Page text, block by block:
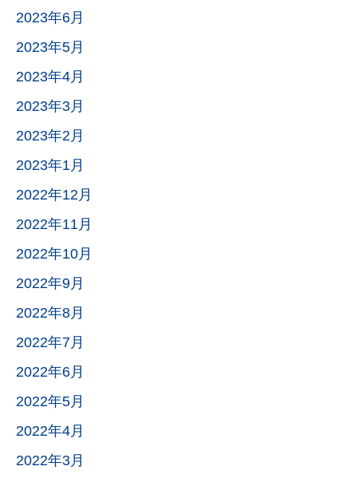
2023年6月
2023年5月
2023年4月
2023年3月
2023年2月
2023年1月
2022年12月
2022年11月
2022年10月
2022年9月
2022年8月
2022年7月
2022年6月
2022年5月
2022年4月
2022年3月